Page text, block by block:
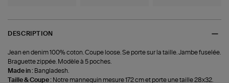
DESCRIPTION
Jean en denim 100% coton. Coupe loose. Se porte sur la taille. Jambe fuselée.
Braguette zippée. Modèle à 5 poches.
Made in : Bangladesh.
Taille & Coupe : Notre mannequin mesure 172 cm et porte une taille 28x32.